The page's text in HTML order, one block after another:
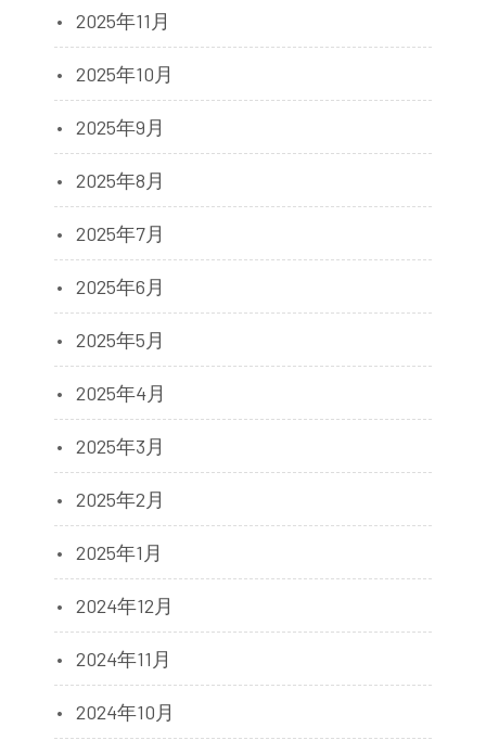
2025年11月
2025年10月
2025年9月
2025年8月
2025年7月
2025年6月
2025年5月
2025年4月
2025年3月
2025年2月
2025年1月
2024年12月
2024年11月
2024年10月